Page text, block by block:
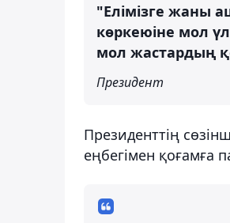
"Елімізге жаны
көркеюіне мол
мол жастардың
Президент
Президенттің
еңбегімен қоғамға